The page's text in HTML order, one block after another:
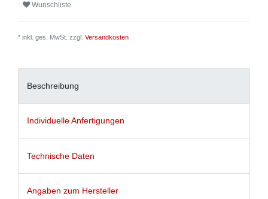
Wunschliste
* inkl. ges. MwSt. zzgl. Versandkosten
Beschreibung
Individuelle Anfertigungen
Technische Daten
Angaben zum Hersteller